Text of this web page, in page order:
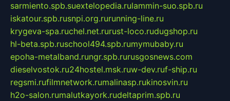
sarmiento.spb.suextelopedia.rulammin-suo.spb.ru
iskatour.spb.rusnpi.org.rurunning-line.ru
krygeva-spa.ruchel.net.rurust-loco.rudugshop.ru
hl-beta.spb.ruschool494.spb.rumymubaby.ru
epoha-metalband.rungr.spb.rurusgosnews.com
dieselvostok.ru24hostel.msk.ruw-dev.ruf-ship.ru
regsmi.rufilmnetwork.rumalinasp.rukinosvin.ru
h2o-salon.rumalutkayork.rudeltaprim.spb.ru